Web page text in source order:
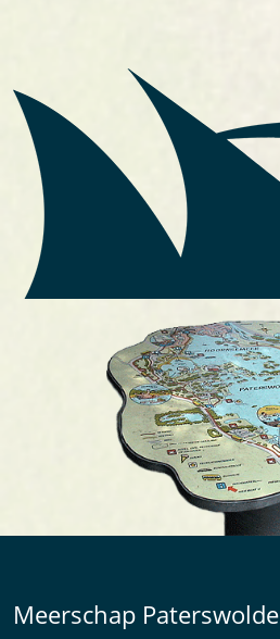
Meerschap Paterswolde